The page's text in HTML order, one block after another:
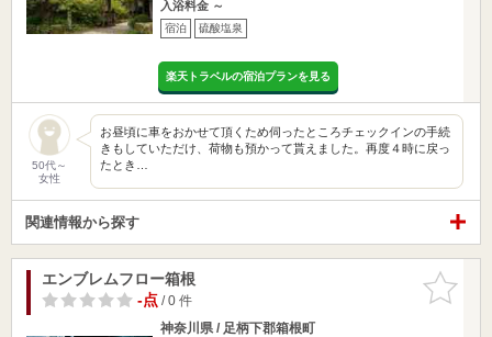
入浴料金 ～
宿泊 硫酸塩泉
楽天トラベルの宿泊プランを見る
50代～
女性
お昼頃に車をおかせて頂くため伺ったところチェックインの手続
きもしていただけ、荷物も預かって貰えました。再度４時に戻っ
たとき…
関連情報から探す
お気に入
りに追加
エンブレムフロー箱根
-点/ 0 件
神奈川県 / 足柄下郡箱根町